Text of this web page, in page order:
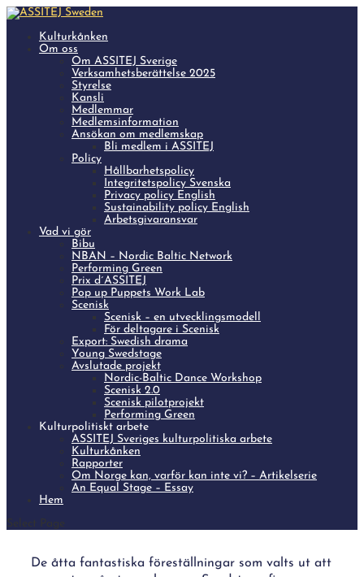
Kulturkånken
Om oss
Om ASSITEJ Sverige
Verksamhetsberättelse 2025
Styrelse
Kansli
Medlemmar
Medlemsinformation
Ansökan om medlemskap
Bli medlem i ASSITEJ
Policy
Hållbarhetspolicy
Integritetspolicy Svenska
Privacy policy English
Sustainability policy English
Arbetsgivaransvar
Vad vi gör
Bibu
NBAN – Nordic Baltic Network
Performing Green
Prix d´ASSITEJ
Pop up Puppets Work Lab
Scenisk
Scenisk – en utvecklingsmodell
För deltagare i Scenisk
Export: Swedish drama
Young Swedstage
Avslutade projekt
Nordic-Baltic Dance Workshop
Scenisk 2.0
Scenisk pilotprojekt
Performing Green
Kulturpolitiskt arbete
ASSITEJ Sveriges kulturpolitiska arbete
Kulturkånken
Rapporter
Om Norge kan, varför kan inte vi? – Artikelserie
An Equal Stage – Essay
Hem
Select Page
De åtta fantastiska föreställningar som valts ut att